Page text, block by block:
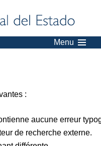
Menu
:
aucune erreur
de recherche externe.